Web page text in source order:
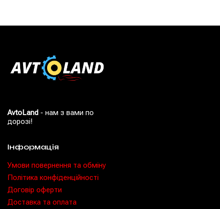
AvtoLand - нам з вами по
дорозі!
Інформація
Умови повернення та обміну
Політика конфіденційності
Договір оферти
Доставка та оплата